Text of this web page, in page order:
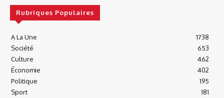
Rubriques Populaires
A La Une
1738
Société
653
Culture
462
Économie
402
Politique
195
Sport
181